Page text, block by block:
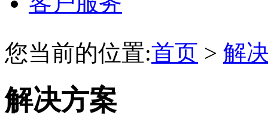
您当前的位置:首页 > 解
解决方案